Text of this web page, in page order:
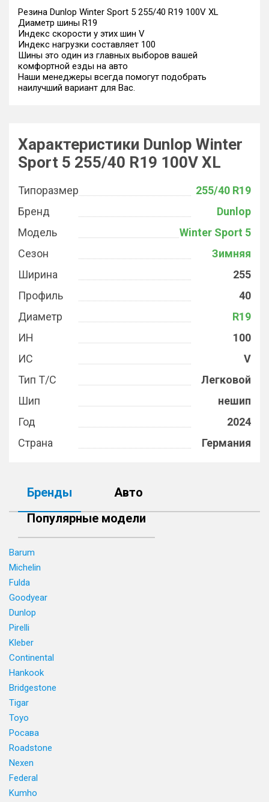
Резина Dunlop Winter Sport 5 255/40 R19 100V XL
Диаметр шины R19
Индекс скорости у этих шин V
Индекс нагрузки составляет 100
Шины это один из главных выборов вашей
комфортной езды на авто
Наши менеджеры всегда помогут подобрать
наилучший вариант для Вас.
Характеристики Dunlop Winter
Sport 5 255/40 R19 100V XL
Типоразмер
255/40 R19
Бренд
Dunlop
Модель
Winter Sport 5
Сезон
Зимняя
Ширина
255
Профиль
40
Диаметр
R19
ИН
100
ИС
V
Тип Т/С
Легковой
Шип
нешип
Год
2024
Страна
Германия
Бренды
Авто
Популярные модели
Barum
Michelin
Fulda
Goodyear
Dunlop
Pirelli
Kleber
Continental
Hankook
Bridgestone
Tigar
Toyo
Росава
Roadstone
Nexen
Federal
Kumho